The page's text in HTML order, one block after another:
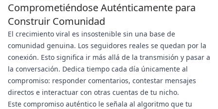
Comprometiéndose Auténticamente para
Construir Comunidad
El crecimiento viral es insostenible sin una base de
comunidad genuina. Los seguidores reales se quedan por la
conexión. Esto significa ir más allá de la transmisión y pasar a
la conversación. Dedica tiempo cada día únicamente al
compromiso: responder comentarios, contestar mensajes
directos e interactuar con otras cuentas de tu nicho.
Este compromiso auténtico le señala al algoritmo que tu